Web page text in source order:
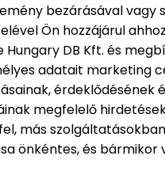
bezárásával vagy
Ön hozzájárul
Hungary DB Kft. és
adatait marketing
érdeklődésének
megfelelő
más szolgáltatásokban
önkéntes, és bármikor